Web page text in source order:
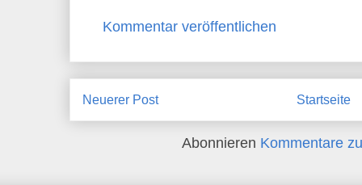
Kommentar veröffentlichen
Neuerer Post Startseite
Abonnieren Kommentare